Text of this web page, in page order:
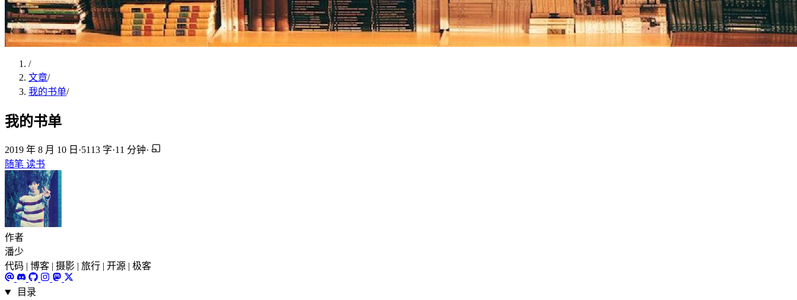
/
文章/
我的书单/
我的书单
2019 年 8 月 10 日 ·5113 字·11 分钟·
随笔 读书
作者
潘少
代码 | 博客 | 摄影 | 旅行 | 开源 | 极客
目录